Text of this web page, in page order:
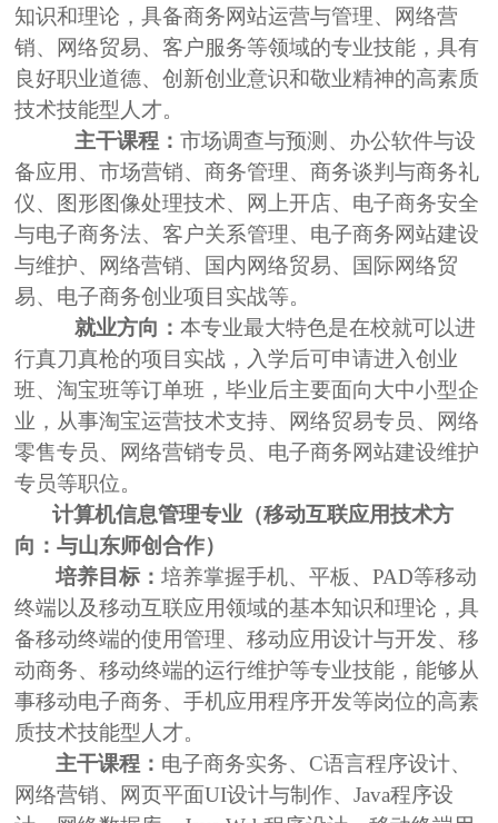
知识和理论，具备商务网站运营与管理、网络营
销、网络贸易、客户服务等领域的专业技能，具有
良好职业道德、创新创业意识和敬业精神的高素质
技术技能型人才。
主干课程： 市场调查与预测、办公软件与设
备应用、市场营销、商务管理、商务谈判与商务礼
仪、图形图像处理技术、网上开店、电子商务安全
与电子商务法、客户关系管理、电子商务网站建设
与维护、网络营销、国内网络贸易、国际网络贸
易、电子商务创业项目实战等。
就业方向： 本专业最大特色是在校就可以进
行真刀真枪的项目实战，入学后可申请进入创业
班、淘宝班等订单班，毕业后主要面向大中小型企
业，从事淘宝运营技术支持、网络贸易专员、网络
零售专员、网络营销专员、电子商务网站建设维护
专员等职位。
计算机信息管理专业（移动互联应用技术方
向：与山东师创合作）
培养目标：培养掌握手机、平板、PAD等移动
终端以及移动互联应用领域的基本知识和理论，具
备移动终端的使用管理、移动应用设计与开发、移
动商务、移动终端的运行维护等专业技能，能够从
事移动电子商务、手机应用程序开发等岗位的高素
质技术技能型人才。
主干课程： 电子商务实务、C语言程序设计、
网络营销、网页平面UI设计与制作、Java程序设